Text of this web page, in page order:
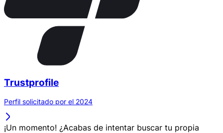
Trustprofile
Perfil solicitado por el 2024
¡Un momento! ¿Acabas de intentar buscar tu propia